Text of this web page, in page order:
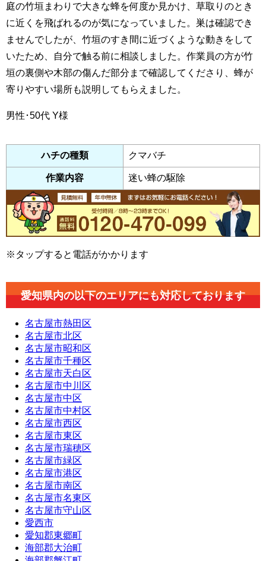
庭の竹垣まわりで大きな蜂を何度か見かけ、草取りのとき
に近くを飛ばれるのが気になっていました。巣は確認でき
ませんでしたが、竹垣のすき間に近づくような動きをして
いたため、自分で触る前に相談しました。作業員の方が竹
垣の裏側や木部の傷んだ部分まで確認してくださり、蜂が
寄りやすい場所も説明してもらえました。
男性･50代 Y様
ハチの種類 クマバチ
作業内容 迷い蜂の駆除
※タップすると電話がかかります
愛知県内の以下のエリアにも対応しております
名古屋市熱田区
名古屋市北区
名古屋市昭和区
名古屋市千種区
名古屋市天白区
名古屋市中川区
名古屋市中区
名古屋市中村区
名古屋市西区
名古屋市東区
名古屋市瑞穂区
名古屋市緑区
名古屋市港区
名古屋市南区
名古屋市名東区
名古屋市守山区
愛西市
愛知郡東郷町
海部郡大治町